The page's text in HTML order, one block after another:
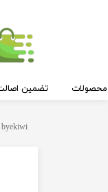
تضمین
byekiwi